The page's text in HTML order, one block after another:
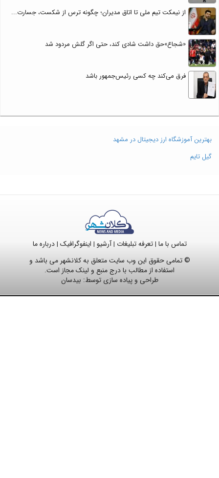
از نیمکت تیم ملی تا اتاق مدیران؛ چگونه ترس از شکست، جسارت...
«شجاع»حق داشت شادی کند، حتی اگر گلش مردود شد
فرق می‌کند چه کسی رئیس‌جمهور باشد
بهترین آموزشگاه ارز دیجیتال در مشهد
گیل تایم
تماس با ما |تعرفه تبلیغات |آرشیو | اینفوگرافیک |درباره ما
© تمامی حقوق این وب سایت متعلق به کلانشهر می باشد و
استفاده از مطالب با درج منبع و لینک مجاز است.
طراحی و پیاده سازی توسط: بیدسان